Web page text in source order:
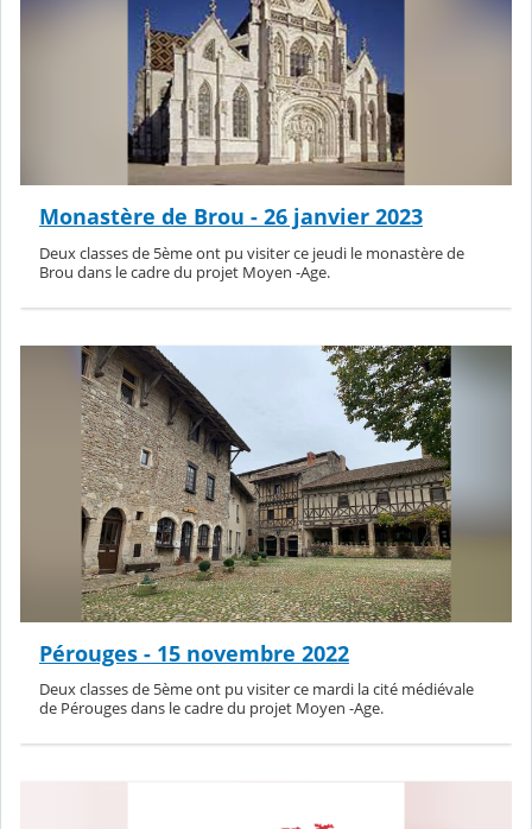
Monastère de Brou - 26 janvier 2023
Deux classes de 5ème ont pu visiter ce jeudi le monastère de
Brou dans le cadre du projet Moyen -Age.
Pérouges - 15 novembre 2022
Deux classes de 5ème ont pu visiter ce mardi la cité médiévale
de Pérouges dans le cadre du projet Moyen -Age.